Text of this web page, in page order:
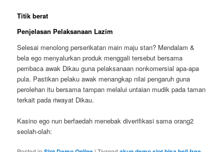
Titik berat
Penjelasan Pelaksanaan Lazim
Selesai menolong perserikatan main maju stan? Mendalam &
bela ego menyalurkan produk menggali tersebut bersama
pembaca awak Dikau guna pelaksanaan nonkomersial apa-apa
pula. Pastikan pelaku awak menangkap nilai pengaruh guna
perolehan itu bersama tampan melalui untaian mudik pada taman
terkait pada riwayat Dikau.
Kasino ego nun berfaedah menebak diverifikasi sama orang2
seolah-olah: